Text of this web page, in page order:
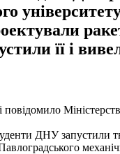
її і
ДНУ запустили